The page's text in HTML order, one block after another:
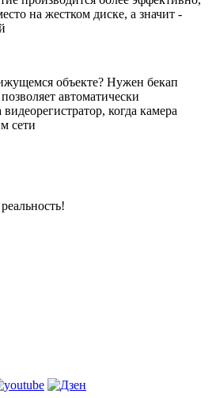
на жестком диске, а значит -
объекте? Нужен бекап
автоматически
когда камера
сети